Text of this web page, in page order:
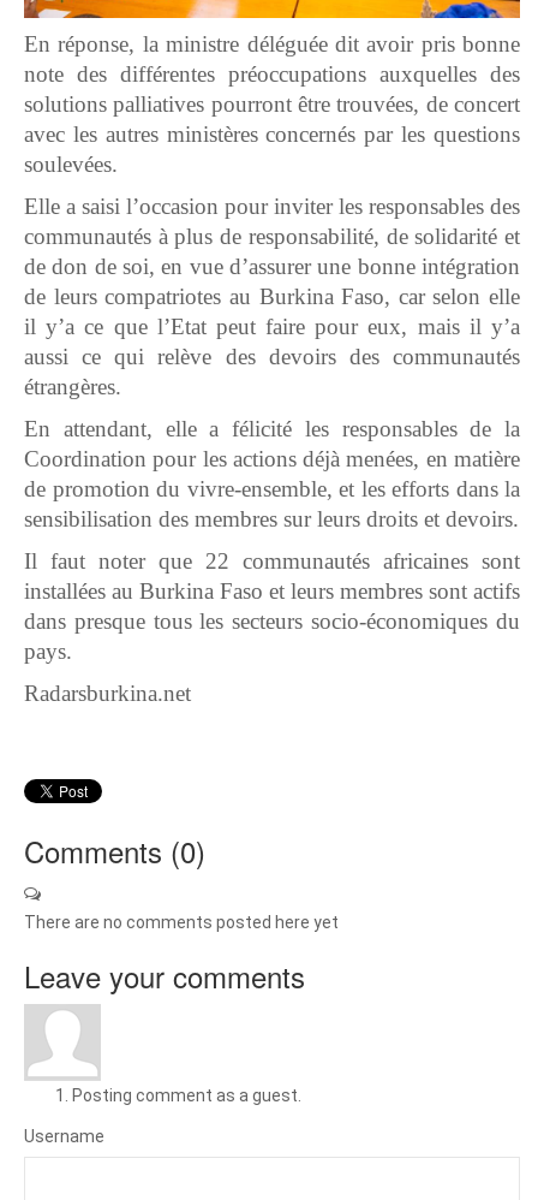
En réponse, la ministre déléguée dit avoir pris bonne
note des différentes préoccupations auxquelles des
solutions palliatives pourront être trouvées, de concert
avec les autres ministères concernés par les questions
soulevées.
Elle a saisi l’occasion pour inviter les responsables des
communautés à plus de responsabilité, de solidarité et
de don de soi, en vue d’assurer une bonne intégration
de leurs compatriotes au Burkina Faso, car selon elle
il y’a ce que l’Etat peut faire pour eux, mais il y’a
aussi ce qui relève des devoirs des communautés
étrangères.
En attendant, elle a félicité les responsables de la
Coordination pour les actions déjà menées, en matière
de promotion du vivre-ensemble, et les efforts dans la
sensibilisation des membres sur leurs droits et devoirs.
Il faut noter que 22 communautés africaines sont
installées au Burkina Faso et leurs membres sont actifs
dans presque tous les secteurs socio-économiques du
pays.
Radarsburkina.net
Comments (0)
There are no comments posted here yet
Leave your comments
Posting comment as a guest.
Username